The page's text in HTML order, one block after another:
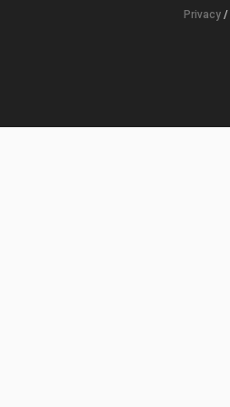
Privacy /